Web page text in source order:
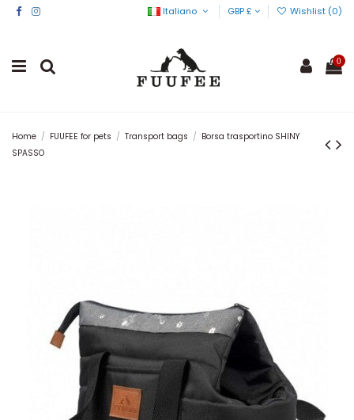
Italiano GBP £ Wishlist (0)
0
Home FUUFEE for pets Transport bags
Borsa trasportino SHINY
SPASSO